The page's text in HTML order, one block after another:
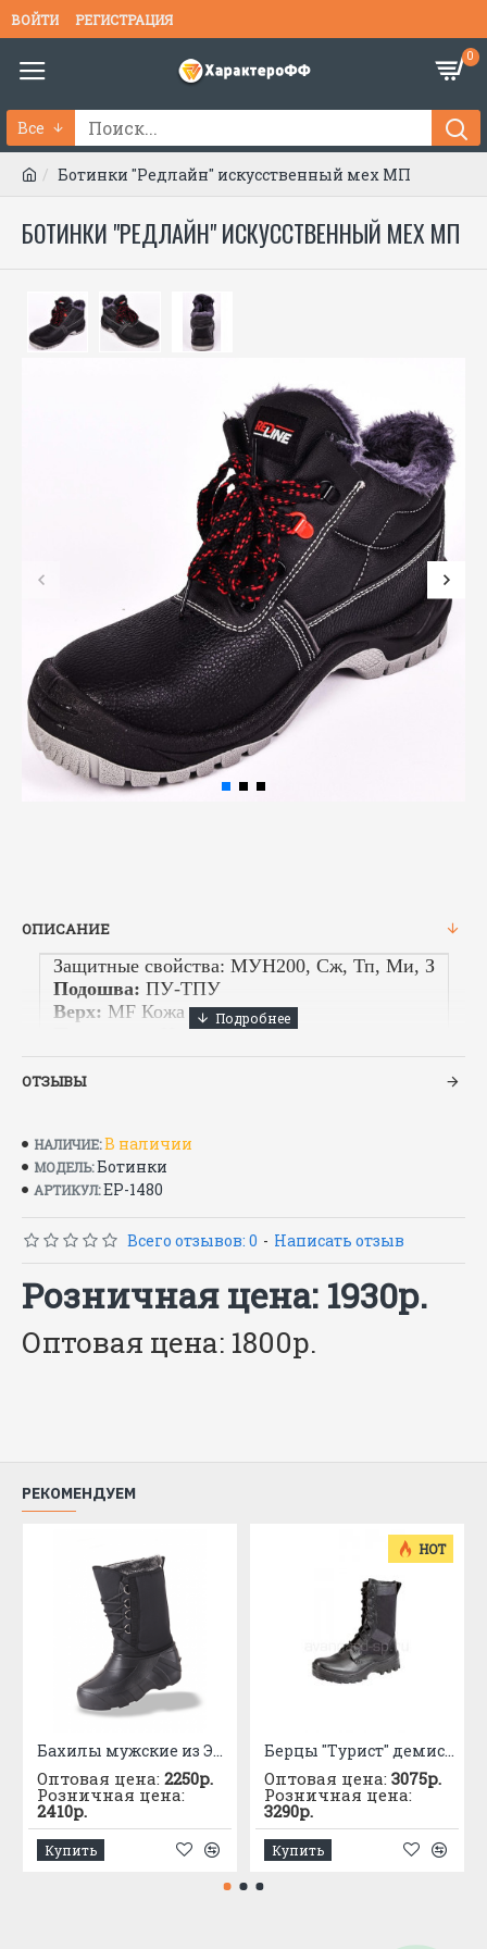
ВОЙТИ РЕГИСТРАЦИЯ
0
Все
Ботинки "Редлайн" искусственный мех МП
БОТИНКИ "РЕДЛАЙН" ИСКУССТВЕННЫЙ МЕХ МП
ОПИСАНИЕ
Защитные свойства: МУН200, Сж, Тп, Ми, З
Подошва: ПУ-ТПУ
Верх: MFКожа
Искусственный мех
Метод крепления – литьевой
ТР ТС 019/2011
ОТЗЫВЫ
НАЛИЧИЕ:В наличии
МОДЕЛЬ:Ботинки
АРТИКУЛ:ЕР-1480
Всего отзывов: 0 - Написать отзыв
Розничная цена: 1930р.
Оптовая цена: 1800р.
РЕКОМЕНДУЕМ
Бахилы мужские из ЭВА со вставным чулком -50С
Оптовая цена: 2250р.
Розничная цена:
2410р.
Купить
HOT
Берцы "Турист" демисезонные
Оптовая цена: 3075р.
Розничная цена:
3290р.
Купить